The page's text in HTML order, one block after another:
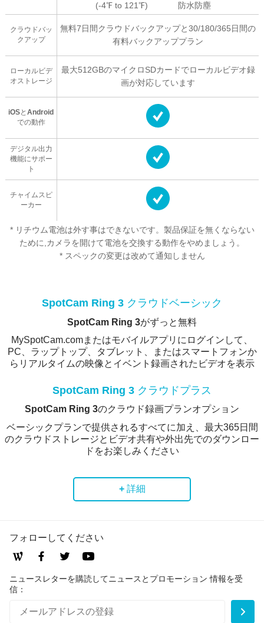
(-4℉ to 121℉)
防水防塵
クラウドバッ
クアップ
無料7日間クラウドバックアップと30/180/365日間の
有料バックアッププラン
ローカルビデ
オストレージ
最大512GBのマイクロSDカードでローカルビデオ録
画が対応しています
iOSとAndroid
での動作
デジタル出力
機能にサポー
ト
チャイムスピ
ーカー
* リチウム電池は外す事はできないです。製品保証を無くならない
ために,カメラを開けて電池を交換する動作をやめましょう。
* スペックの変更は改めて通知しません
SpotCam Ring 3 クラウドベーシック
SpotCam Ring 3がずっと無料
MySpotCam.comまたはモバイルアプリにログインして、
PC、ラップトップ、タブレット、またはスマートフォンか
らリアルタイムの映像とイベント録画されたビデオを表示
SpotCam Ring 3 クラウドプラス
SpotCam Ring 3のクラウド録画プランオプション
ベーシックプランで提供されるすべてに加え、最大365日間
のクラウドストレージとビデオ共有や外出先でのダウンロー
ドをお楽しみください
+ 詳細
フォローしてください
ニュースレターを購読してニュースとプロモーション 情報を受
信：